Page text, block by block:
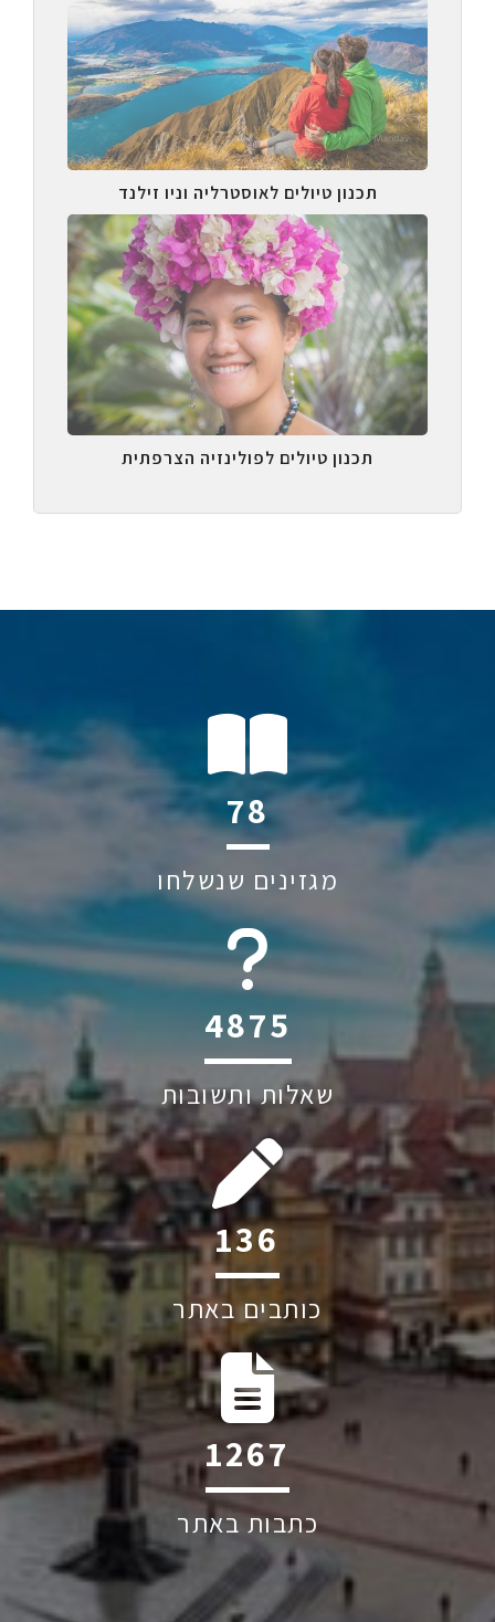
תכנון טיולים לאוסטרליה וניו זילנד
תכנון טיולים לפולינזיה הצרפתית
110
מגזינים שנשלחו
6045
שאלות ותשובות
192
כותבים באתר
1787
כתבות באתר